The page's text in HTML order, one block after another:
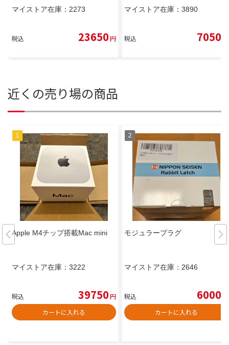
マイストア在庫： 2273
税込 23650円
マイストア在庫： 3890
税込 7050
近くの売り場の商品
Apple M4チップ搭載Mac mini
マイストア在庫： 3222
税込 39750円
カートに入れる
モジュラープラグ
マイストア在庫： 2646
税込 6000
カートに入れる